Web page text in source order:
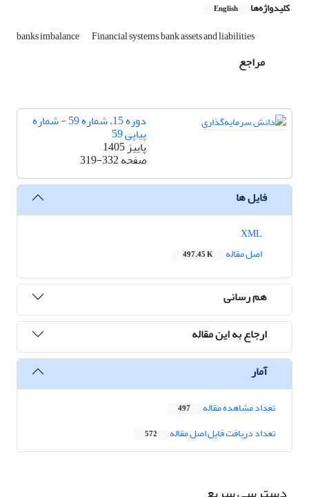
کلیدواژه‌ها English
banks imbalance Financial systems, bank assets and liabilities
مراجع
دوره 15، شماره 59 - شماره
پیاپی 59
پاییز 1405
صفحه319-332
فایل ها
اصل مقاله
497.45 K
هم رسانی
ارجاع به این مقاله
آمار
تعداد مشاهده مقاله 497
تعداد دریافت فایل اصل مقاله 572